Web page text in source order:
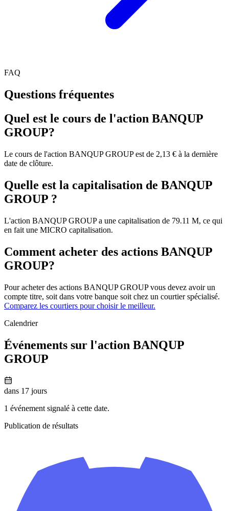
FAQ
Questions fréquentes
Quel est le cours de l'action BANQUP
GROUP?
Le cours de l'action BANQUP GROUP est de 2,13 € à la dernière
date de clôture.
Quelle est la capitalisation de BANQUP
GROUP ?
L'action BANQUP GROUP a une capitalisation de 79.11 M, ce qui
en fait une MICRO capitalisation.
Comment acheter des actions BANQUP
GROUP?
Pour acheter des actions BANQUP GROUP vous devez avoir un
compte titre, soit dans votre banque soit chez un courtier spécialisé.
Comparez les courtiers pour choisir le meilleur.
Calendrier
Événements sur l'action BANQUP
GROUP
dans 17 jours
1 événement signalé à cette date.
Publication de résultats